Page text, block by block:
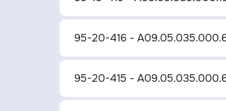
95-20-416 -
95-20-415 -